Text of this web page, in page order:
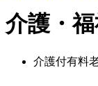
介護・
介護付有料